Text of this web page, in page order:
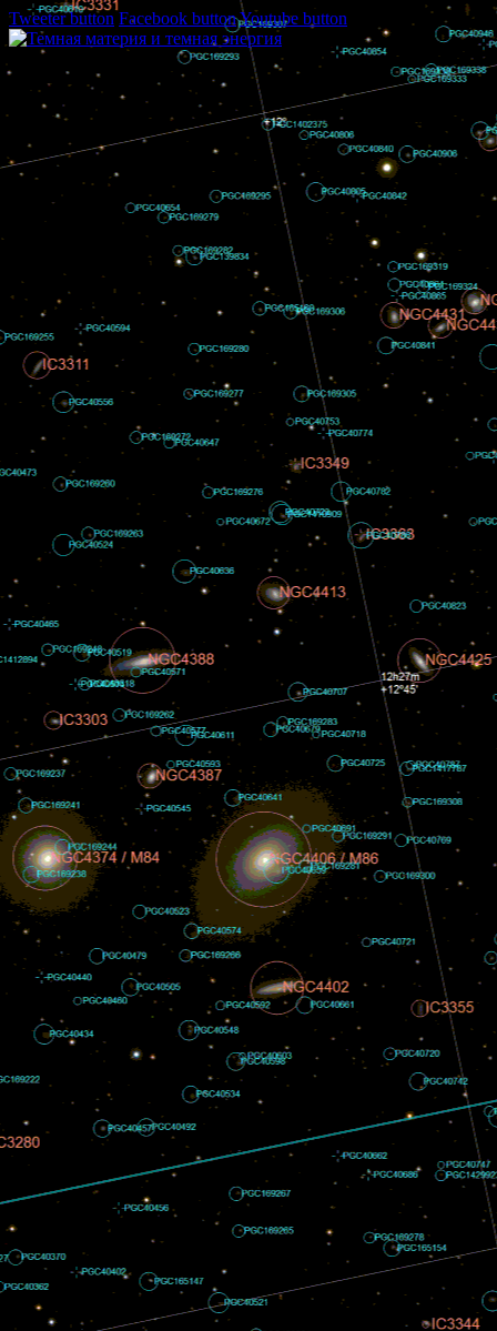
Tweeter button Facebook buttonYoutube button